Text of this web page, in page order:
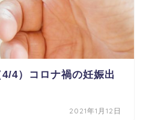
4）コロナ禍の妊娠出
2021年1月12日